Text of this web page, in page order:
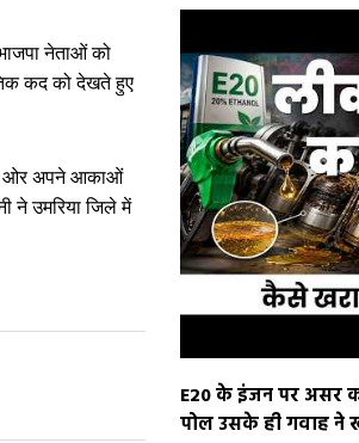
नेताओं को
कद को देखते हुए
ओर अपने आकाओं
ने उमरिया जिले में
E20 के इंजन पर असर
पोल उसके ही गवाह ने